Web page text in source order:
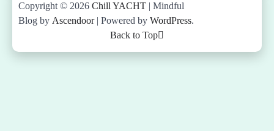
Copyright © 2026 Chill YACHT | Mindful
Blog by Ascendoor| Powered by WordPress.
Back to Top